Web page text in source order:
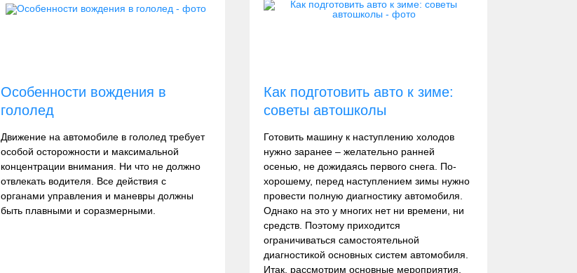
Особенности вождения в
гололед
Движение на автомобиле в гололед требует
особой осторожности и максимальной
концентрации внимания. Ни что не должно
отвлекать водителя. Все действия с
органами управления и маневры должны
быть плавными и соразмерными.
Как подготовить авто к зиме:
советы автошколы
Готовить машину к наступлению холодов
нужно заранее – желательно ранней
осенью, не дожидаясь первого снега. По-
хорошему, перед наступлением зимы нужно
провести полную диагностику автомобиля.
Однако на это у многих нет ни времени, ни
средств. Поэтому приходится
ограничиваться самостоятельной
диагностикой основных систем автомобиля.
Итак, рассмотрим основные мероприятия,